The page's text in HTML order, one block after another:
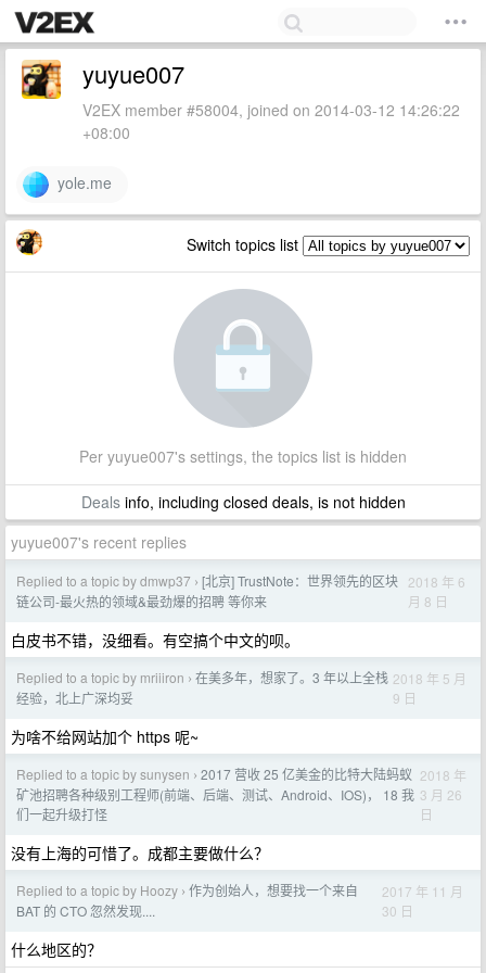
yuyue007
V2EX member #58004, joined on 2014-03-12 14:26:22
+08:00
yole.me
Switch topics list
Per yuyue007's settings, the topics list is hidden
Dealsinfo, including closed deals, is not hidden
yuyue007's recent replies
Replied to a topic by dmwp37 › [北京] TrustNote：世界领先的区块
链公司-最火热的领域&最劲爆的招聘 等你来
2018 年 6
月 8 日
白皮书不错，没细看。有空搞个中文的呗。
Replied to a topic by mriiiron › 在美多年，想家了。3 年以上全栈
经验，北上广深均妥
2018 年 5 月
9 日
为啥不给网站加个 https 呢~
Replied to a topic by sunysen › 2017 营收 25 亿美金的比特大陆蚂蚁
矿池招聘各种级别工程师(前端、后端、测试、Android、IOS)， 18 我
们一起升级打怪
2018 年
3 月 26
日
没有上海的可惜了。成都主要做什么？
Replied to a topic by Hoozy › 作为创始人，想要找一个来自
BAT 的 CTO 忽然发现....
2017 年 11 月
30 日
什么地区的？